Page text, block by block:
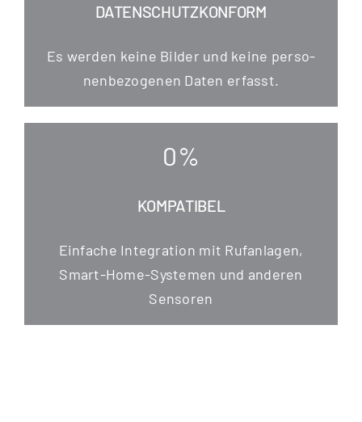
DATENSCHUTZKONFORM
Es wer­den kei­ne Bil­der und kei­ne per­so­
nen­be­zo­ge­nen Daten erfasst.
0%
KOMPATIBEL
Ein­fa­che Inte­gra­ti­on mit Ruf­an­la­gen,
Smart-Home-Sys­te­men und ande­ren
Sensoren